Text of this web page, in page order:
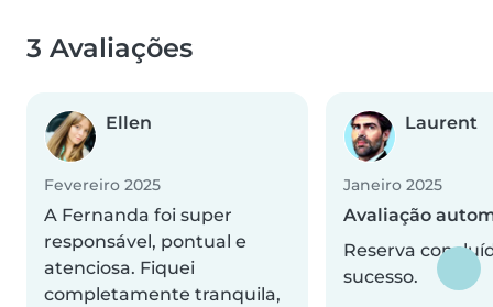
3 Avaliações
Ellen
Fevereiro 2025
A Fernanda foi super
responsável, pontual e
atenciosa. Fiquei
completamente tranquila,
Laurent
Janeiro 2025
Avaliação
Reserva
sucesso.